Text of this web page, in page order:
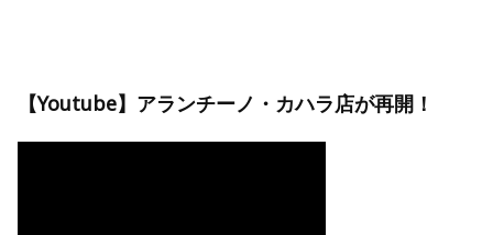
【Youtube】アランチーノ・カハラ店が再開！